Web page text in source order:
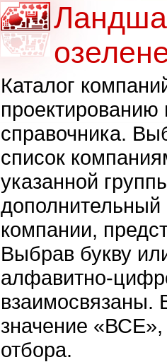
Каталог
проектированию
справочника.
список
указанной
дополнительный
компании,
Выбрав букву
алфавитно-
взаимосвязаны.
значение
отбора.